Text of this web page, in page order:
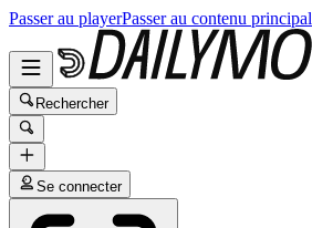
Passer au playerPasser au contenu principal
Rechercher
Se connecter